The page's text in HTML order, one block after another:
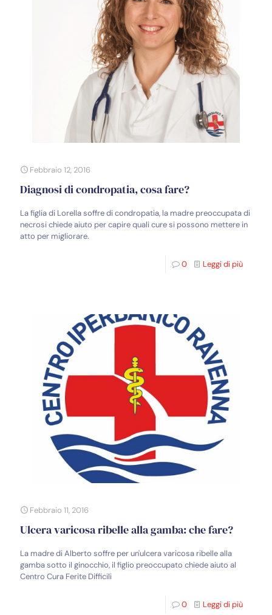
Febbraio 12, 2016
Diagnosi di condropatia, cosa fare?
La figlia di Lorella soffre di condropatia, la madre preoccupata di
necrosi chiede aiuto per capire quali cure si possono mettere in
atto per migliorare.
0 Leggi di più
Febbraio 11, 2016
Ulcera varicosa ribelle alla gamba: che fare?
La madre di Alberto soffre per un'ulcera varicosa ribelle alla
gamba sotto il ginocchio, il figlio preoccupato chiede aiuto al
Centro Cura Ferite Difficili
0 Leggi di più